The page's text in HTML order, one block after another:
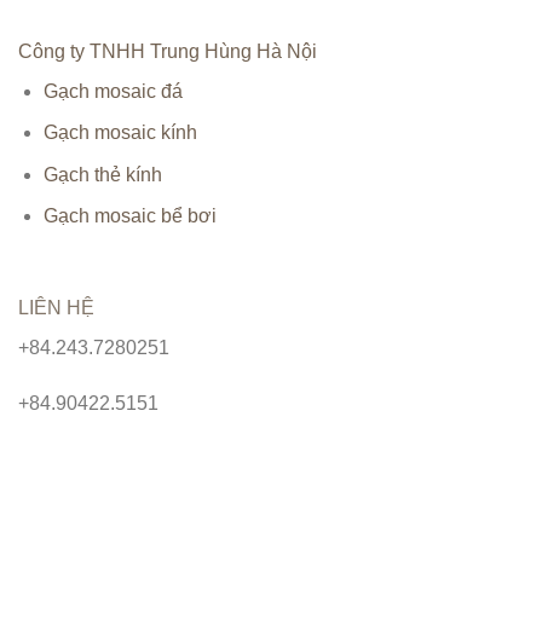
Công ty TNHH Trung Hùng Hà Nội
Gạch mosaic đá
Gạch mosaic kính
Gạch thẻ kính
Gạch mosaic bể bơi
LIÊN HỆ
+84.243.7280251
+84.90422.5151